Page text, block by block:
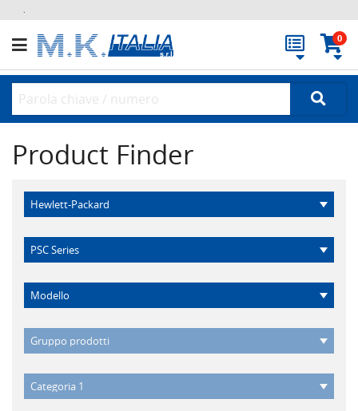
.
0
Product Finder